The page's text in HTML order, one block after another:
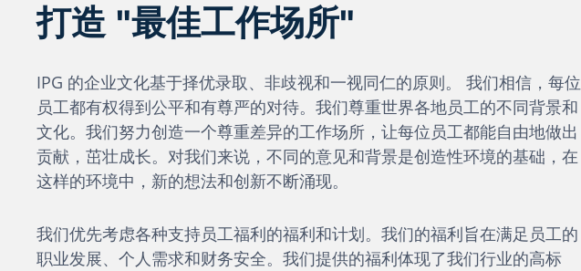
打造 "最佳工作场所"
IPG 的企业文化基于择优录取、非歧视和一视同仁的原则。 我们相信，每位
员工都有权得到公平和有尊严的对待。我们尊重世界各地员工的不同背景和
文化。我们努力创造一个尊重差异的工作场所，让每位员工都能自由地做出
贡献，茁壮成长。对我们来说，不同的意见和背景是创造性环境的基础，在
这样的环境中，新的想法和创新不断涌现。
我们优先考虑各种支持员工福利的福利和计划。我们的福利旨在满足员工的
职业发展、个人需求和财务安全。我们提供的福利体现了我们行业的高标